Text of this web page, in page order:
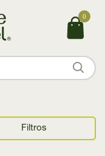
0
Filtros